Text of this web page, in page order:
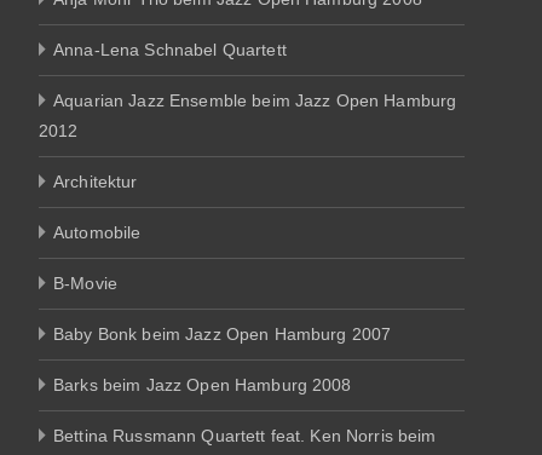
Anna-Lena Schnabel Quartett
Aquarian Jazz Ensemble beim Jazz Open Hamburg
2012
Architektur
Automobile
B-Movie
Baby Bonk beim Jazz Open Hamburg 2007
Barks beim Jazz Open Hamburg 2008
Bettina Russmann Quartett feat. Ken Norris beim